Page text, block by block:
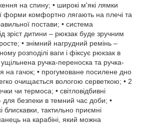
на спину; • широкі м'які лямки
форми комфортно лягають на плечі та
постави; • система
зріст дитини – рюкзак буде зручним
• знімний нагрудний ремінь –
розподілі ваги і фіксує рюкзак в
ручка-переноска та ручка-
на гачок; • прогумоване посилене дно
очищається вологою серветкою; • 2
чи термоса; • світловідбивні
для безпеки в темний час доби; •
блискавки, тактильно приємні
на карабіні, який можна